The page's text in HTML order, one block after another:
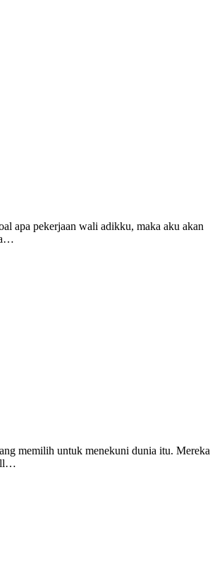
apa pekerjaan wali adikku, maka aku akan
memilih untuk menekuni dunia itu. Mereka